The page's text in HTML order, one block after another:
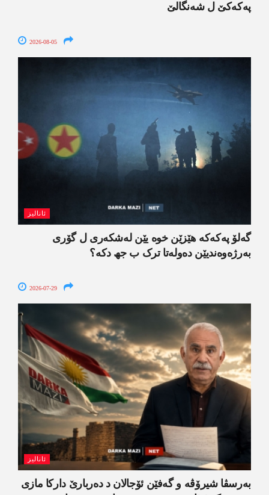
پەکەکێ ل شەنگالێ
2026-08-05
ئانالیز
گەلۆ پەکەکە ھێزێن خوە یێن لەشکەری ل گۆری
بەرژەوەندیێن دەولەتا ترک ب جھ دکە؟
2026-07-29
ئانالیز
بەرسڤا شیرۆڤە و گەفێن ئۆجالان د دەربارێ دارکا مازی